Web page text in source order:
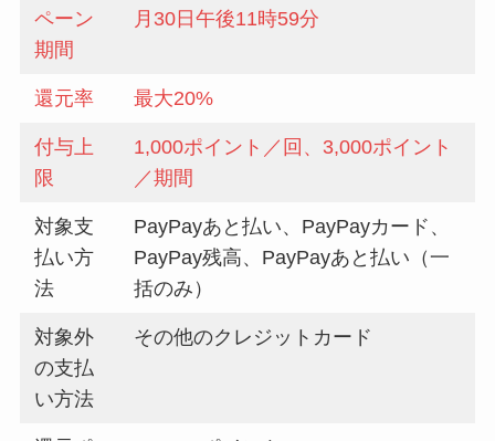
ペーン
期間
月30日午後11時59分
還元率 最大20%
付与上
限
1,000ポイント／回、3,000ポイント
／期間
対象支
払い方
法
PayPayあと払い、PayPayカード、
PayPay残高、PayPayあと払い（一
括のみ）
対象外
の支払
い方法
その他のクレジットカード